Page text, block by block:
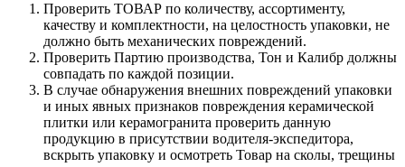
Проверить ТОВАР по количеству, ассортименту,
качеству и комплектности, на целостность упаковки, не
должно быть механических повреждений.
Проверить Партию производства, Тон и Калибр должны
совпадать по каждой позиции.
В случае обнаружения внешних повреждений упаковки
и иных явных признаков повреждения керамической
плитки или керамогранита проверить данную
продукцию в присутствии водителя-экспедитора,
вскрыть упаковку и осмотреть Товар на сколы, трещины